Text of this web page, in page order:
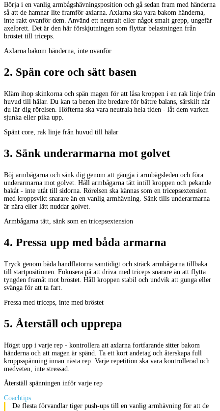
Börja i en vanlig armbågshävningsposition och gå sedan fram med händerna
så att de hamnar lite framför axlarna. Axlarna ska vara bakom händerna,
inte rakt ovanför dem. Använd ett neutralt eller något smalt grepp, ungefär
axelbrett. Det är den här förskjutningen som flyttar belastningen från
bröstet till triceps.
Axlarna bakom händerna, inte ovanför
2. Spän core och sätt basen
Kläm ihop skinkorna och spän magen för att låsa kroppen i en rak linje från
huvud till hälar. Du kan ta benen lite bredare för bättre balans, särskilt när
du lär dig rörelsen. Höfterna ska vara neutrala hela tiden - låt dem varken
sjunka eller pika upp.
Spänt core, rak linje från huvud till hälar
3. Sänk underarmarna mot golvet
Böj armbågarna och sänk dig genom att gångja i armbågsleden och föra
underarmarna mot golvet. Håll armbågarna tätt intill kroppen och pekande
bakåt - inte utåt till sidorna. Rörelsen ska kännas som en tricepsextension
med kroppsvikt snarare än en vanlig armhävning. Sänk tills underarmarna
är nära eller lätt nuddar golvet.
Armbågarna tätt, sänk som en tricepsextension
4. Pressa upp med båda armarna
Tryck genom båda handflatorna samtidigt och sträck armbågarna tillbaka
till startpositionen. Fokusera på att driva med triceps snarare än att flytta
tyngden framåt mot bröstet. Håll kroppen stabil och undvik att gunga eller
svänga för att ta fart.
Pressa med triceps, inte med bröstet
5. Återställ och upprepa
Högst upp i varje rep - kontrollera att axlarna fortfarande sitter bakom
händerna och att magen är spänd. Ta ett kort andetag och återskapa full
kroppsspänning innan nästa rep. Varje repetition ska vara kontrollerad och
medveten, inte stressad.
Återställ spänningen inför varje rep
Coachtips
De flesta förvandlar tiger push-ups till en vanlig armhävning för att de